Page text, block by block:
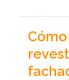
Cómo
el